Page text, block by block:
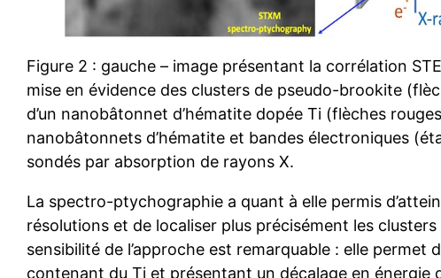
Figure 2 : gauche – image présentant la corrélation
mise en évidence des clusters de pseudo-brookite
d’un nanobâtonnet d’hématite dopée Ti (flèches
nanobâtonnets d’hématite et bandes électroniques
sondés par absorption de rayons X.
La spectro-ptychographie a quant à elle permis
résolutions et de localiser plus précisément les
sensibilité de l’approche est remarquable : elle permet
contenant du Ti et présentant un décalage en énergie